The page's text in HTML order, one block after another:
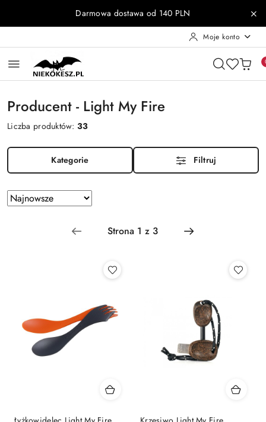
Przejdź do treści głównej
Przejdź do wyszukiwarki
Przejdź do moje konto
Przejdź do menu głównego
Przejdź do stopkiDarmowa dostawa od 140 PLN
Moje konto
Producent - Light My Fire
Liczba produktów:33
Kategorie Filtruj
Zastosowano
sortowanie:
Sortuj
według